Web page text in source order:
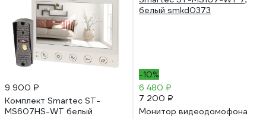
9 900 ₽
Комплект Smartec ST-
MS607HS-WT белый
-10%
6 480 ₽
7 200 ₽
Монитор видеодомофона